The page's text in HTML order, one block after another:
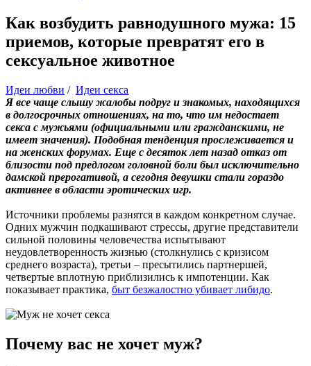
Как возбудить равнодушного мужа: 15
приемов, которые превратят его в
сексуальное животное
Идеи любви / Идеи секса
Я все чаще слышу жалобы подруг и знакомых, находящихся
в долгосрочных отношениях, на то, что им недостает
секса с мужьями (официальными или гражданскими, не
имеет значения). Подобная тенденция прослеживается и
на женских форумах. Еще с десяток лет назад отказ от
близости под предлогом головной боли был исключительно
дамской прерогативой, а сегодня девушки стали гораздо
активнее в области эротических игр.
Источники проблемы разнятся в каждом конкретном случае.
Одних мужчин подкашивают стрессы, другие представители
сильной половины человечества испытывают
неудовлетворенность жизнью (столкнулись с кризисом
среднего возраста), третьи – пресытились партнершей,
четвертые вплотную приблизились к импотенции. Как
показывает практика, быт безжалостно убивает либидо.
Почему вас не хочет муж?